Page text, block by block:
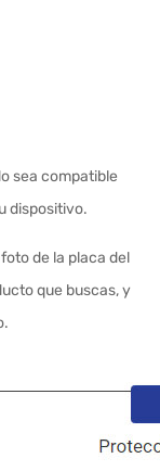
sea compatible
dispositivo.
de la placa del
que buscas, y